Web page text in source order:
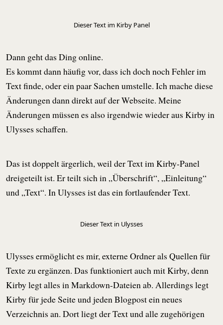
Dieser Text im Kirby Panel
Dann geht das Ding online.
Es kommt dann häufig vor, dass ich doch noch Fehler im
Text finde, oder ein paar Sachen umstelle. Ich mache diese
Änderungen dann direkt auf der Webseite. Meine
Änderungen müssen es also irgendwie wieder aus Kirby in
Ulysses schaffen.
Das ist doppelt ärgerlich, weil der Text im Kirby-Panel
dreigeteilt ist. Er teilt sich in „Überschrift“, „Einleitung“
und „Text“. In Ulysses ist das ein fortlaufender Text.
Dieser Text in Ulysses
Ulysses ermöglicht es mir, externe Ordner als Quellen für
Texte zu ergänzen. Das funktioniert auch mit Kirby, denn
Kirby legt alles in Markdown-Dateien ab. Allerdings legt
Kirby für jede Seite und jeden Blogpost ein neues
Verzeichnis an. Dort liegt der Text und alle zugehörigen